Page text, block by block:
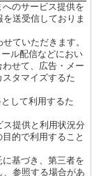
のサービス提供を
送受信しておりま
ていただきます。
ル配信などにおい
せて、広告・メー
タマイズするた
して利用するた
提供と利用状況分
的で利用すること
基づき、第三者を
参照する場合があ